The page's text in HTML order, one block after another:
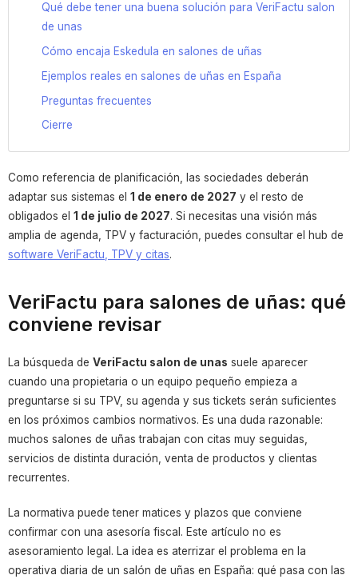
Qué debe tener una buena solución para VeriFactu salon
de unas
Cómo encaja Eskedula en salones de uñas
Ejemplos reales en salones de uñas en España
Preguntas frecuentes
Cierre
Como referencia de planificación, las sociedades deberán
adaptar sus sistemas el1 de enero de 2027 y el resto de
obligados el1 de julio de 2027. Si necesitas una visión más
amplia de agenda, TPV y facturación, puedes consultar el hub de
software VeriFactu, TPV y citas.
VeriFactu para salones de uñas: qué
conviene revisar
La búsqueda deVeriFactu salon de unas suele aparecer
cuando una propietaria o un equipo pequeño empieza a
preguntarse si su TPV, su agenda y sus tickets serán suficientes
en los próximos cambios normativos. Es una duda razonable:
muchos salones de uñas trabajan con citas muy seguidas,
servicios de distinta duración, venta de productos y clientas
recurrentes.
La normativa puede tener matices y plazos que conviene
confirmar con una asesoría fiscal. Este artículo no es
asesoramiento legal. La idea es aterrizar el problema en la
operativa diaria de un salón de uñas en España: qué pasa con las